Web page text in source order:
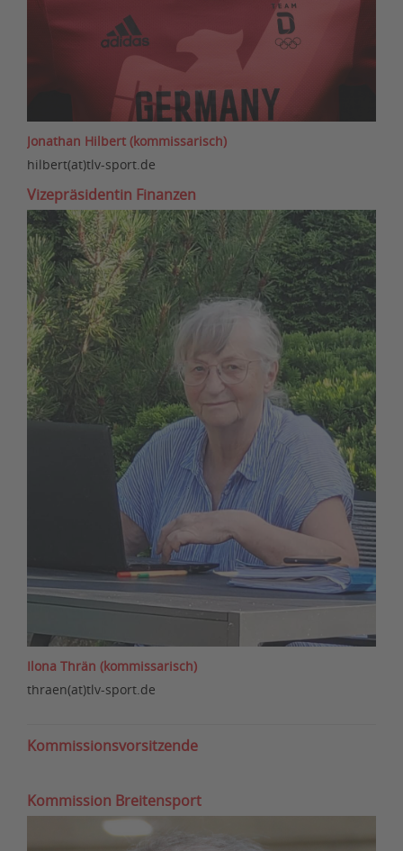
Jonathan Hilbert (kommissarisch)
hilbert(at)tlv-sport.de
Vizepräsidentin Finanzen
Ilona Thrän (kommissarisch)
thraen(at)tlv-sport.de
Kommissionsvorsitzende
Kommission Breitensport